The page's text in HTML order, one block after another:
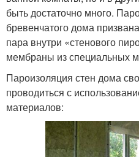
быть достаточно много.
бревенчатого дома
пара внутри «стенового
мембраны из специальных
Пароизоляция стен дома
проводиться с
материалов: